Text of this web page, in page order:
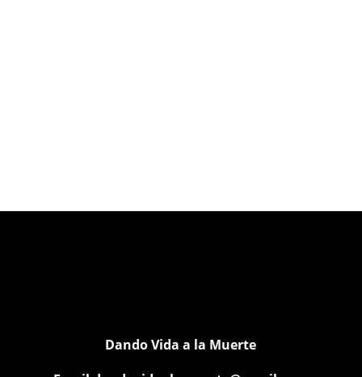
Dando Vida a la Muerte